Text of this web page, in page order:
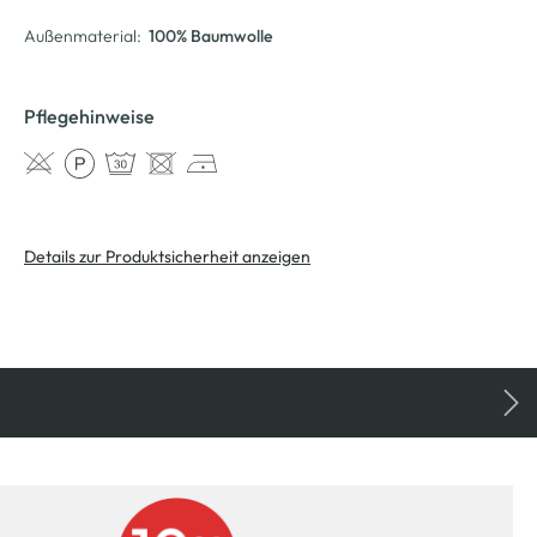
Außenmaterial: 100% Baumwolle
Pflegehinweise
Details zur Produktsicherheit anzeigen